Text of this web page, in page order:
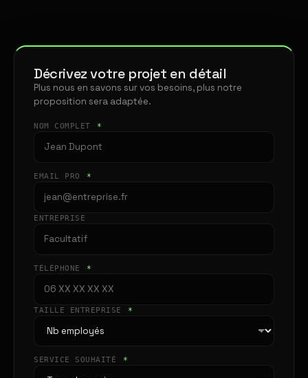
Décrivez votre projet en détail
Plus nous en savons sur vos besoins, plus notre
proposition sera adaptée.
NOM COMPLET *
EMAIL PRO *
ENTREPRISE
TÉLÉPHONE *
TAILLE ENTREPRISE *
SERVICE SOUHAITÉ *